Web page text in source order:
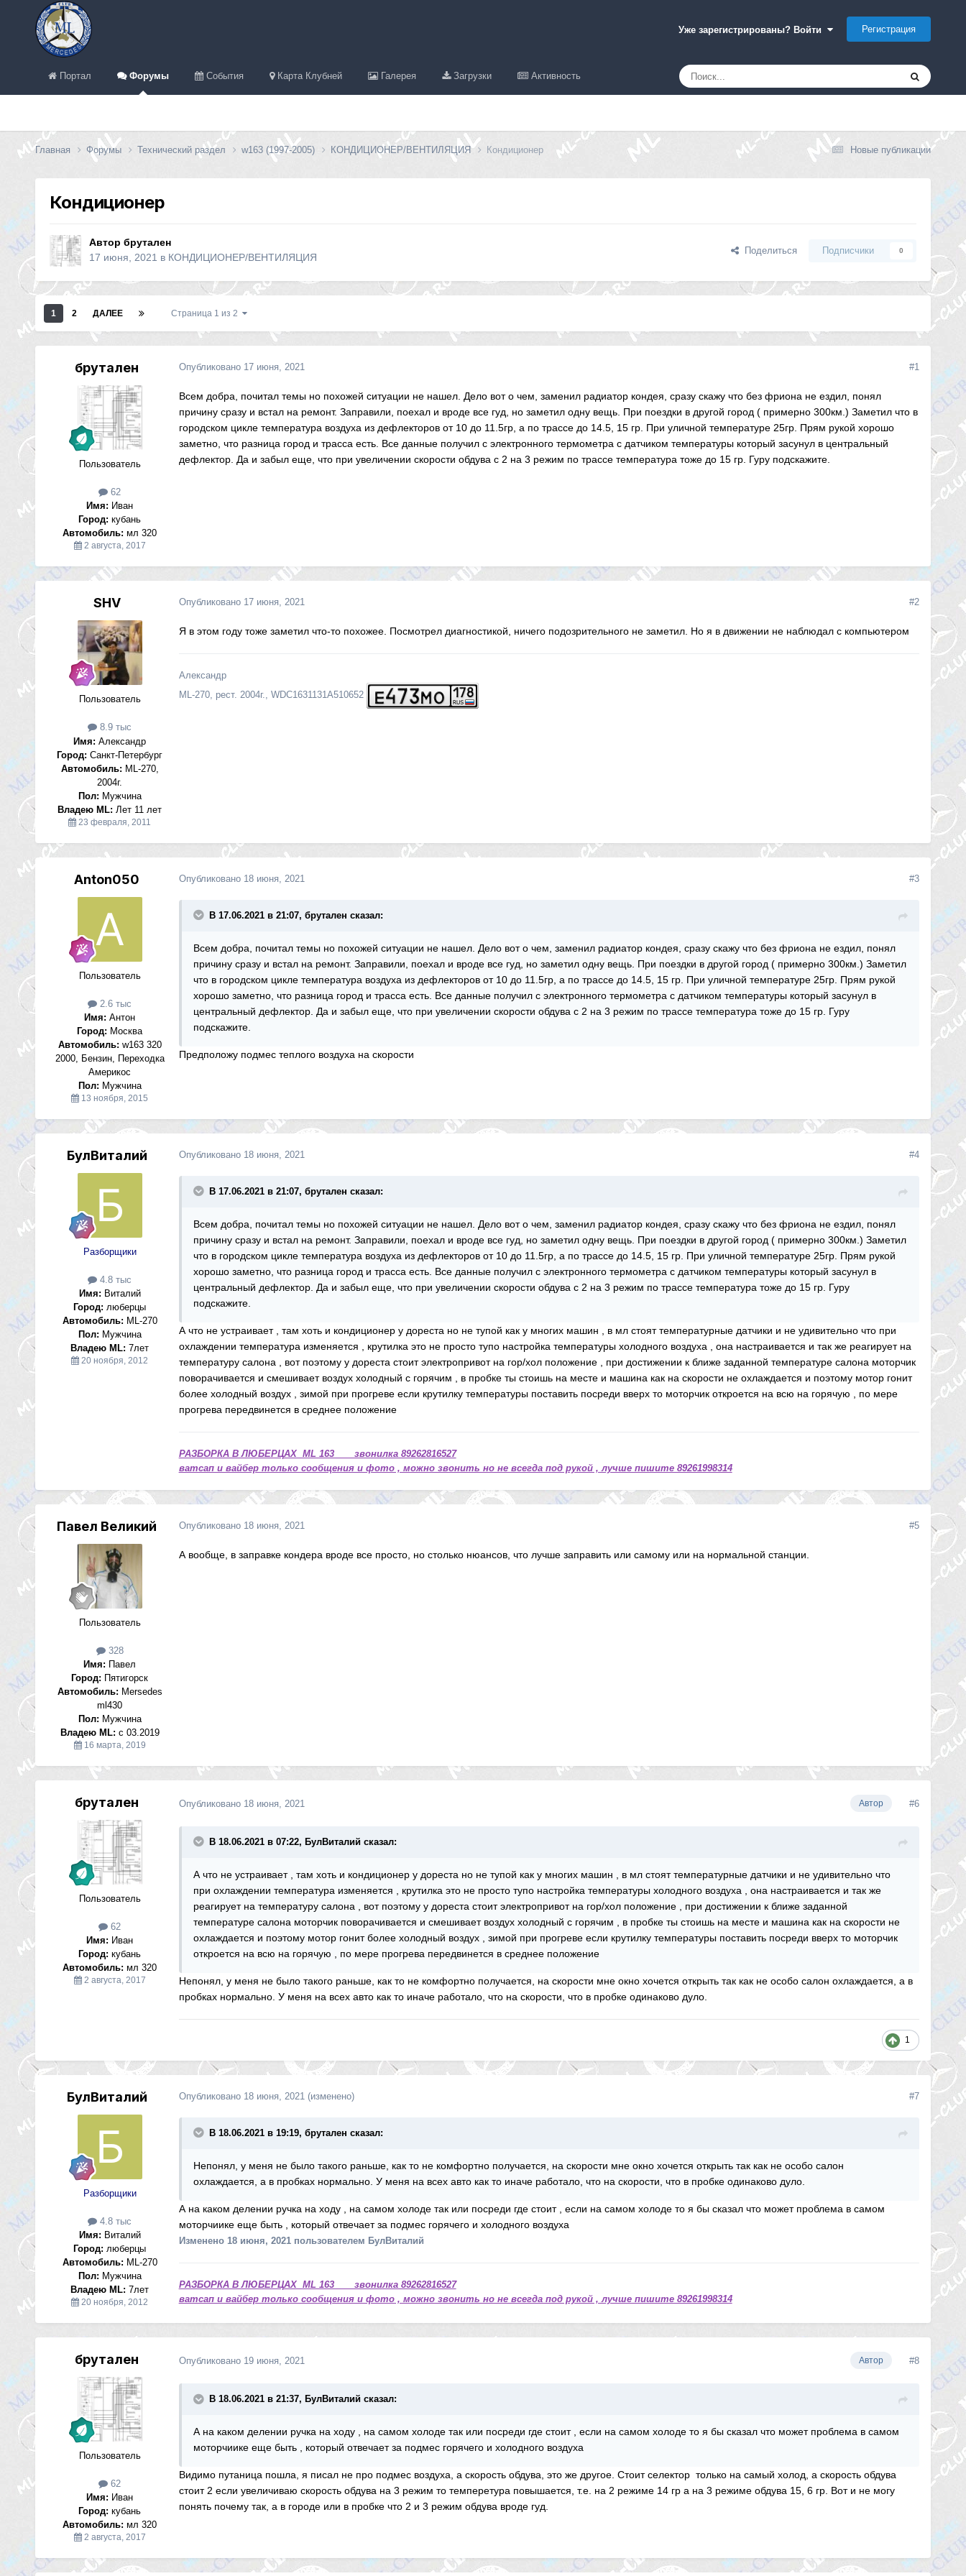
Уже зарегистрированы? Войти Регистрация
Портал Форумы События Карта Клубней Галерея Загрузки Активность
Новые публикации
Главная Форумы Технический раздел w163 (1997-2005) КОНДИЦИОНЕР/ВЕНТИЛЯЦИЯ Кондиционер
Кондиционер
Автор брутален
17 июня, 2021 в КОНДИЦИОНЕР/ВЕНТИЛЯЦИЯ
Поделиться Подписчики 0
1 2 ДАЛЕЕ Страница 1 из 2
брутален
Пользователь
62
Имя: Иван
Город: кубань
Автомобиль: мл 320
2 августа, 2017
#1
Опубликовано 17 июня, 2021
Всем добра, почитал темы но похожей ситуации не нашел. Дело вот о чем, заменил радиатор кондея, сразу скажу что без фриона не ездил, понял
причину сразу и встал на ремонт. Заправили, поехал и вроде все гуд, но заметил одну вещь. При поездки в другой город ( примерно 300км.) Заметил что в
городском цикле температура воздуха из дефлекторов от 10 до 11.5гр, а по трассе до 14.5, 15 гр. При уличной температуре 25гр. Прям рукой хорошо
заметно, что разница город и трасса есть. Все данные получил с электронного термометра с датчиком температуры который засунул в центральный
дефлектор. Да и забыл еще, что при увеличении скорости обдува с 2 на 3 режим по трассе температура тоже до 15 гр. Гуру подскажите.
SHV
Пользователь
8.9 тыс
Имя: Александр
Город: Санкт-Петербург
Автомобиль: ML-270,
2004г.
Пол: Мужчина
Владею ML: Лет 11 лет
23 февраля, 2011
#2
Опубликовано 17 июня, 2021
Я в этом году тоже заметил что-то похожее. Посмотрел диагностикой, ничего подозрительного не заметил. Но я в движении не наблюдал с компьютером
Александр
ML-270, рест. 2004г., WDC1631131A510652
Anton050
Пользователь
2.6 тыс
Имя: Антон
Город: Москва
Автомобиль: w163 320
2000, Бензин, Переходка
Америкос
Пол: Мужчина
13 ноября, 2015
#3
Опубликовано 18 июня, 2021
В 17.06.2021 в 21:07, брутален сказал:
Всем добра, почитал темы но похожей ситуации не нашел. Дело вот о чем, заменил радиатор кондея, сразу скажу что без фриона не ездил, понял
причину сразу и встал на ремонт. Заправили, поехал и вроде все гуд, но заметил одну вещь. При поездки в другой город ( примерно 300км.) Заметил
что в городском цикле температура воздуха из дефлекторов от 10 до 11.5гр, а по трассе до 14.5, 15 гр. При уличной температуре 25гр. Прям рукой
хорошо заметно, что разница город и трасса есть. Все данные получил с электронного термометра с датчиком температуры который засунул в
центральный дефлектор. Да и забыл еще, что при увеличении скорости обдува с 2 на 3 режим по трассе температура тоже до 15 гр. Гуру
подскажите.
Предположу подмес теплого воздуха на скорости
БулВиталий
Разборщики
4.8 тыс
Имя: Виталий
Город: люберцы
Автомобиль: ML-270
Пол: Мужчина
Владею ML: 7лет
20 ноября, 2012
#4
Опубликовано 18 июня, 2021
В 17.06.2021 в 21:07, брутален сказал:
Всем добра, почитал темы но похожей ситуации не нашел. Дело вот о чем, заменил радиатор кондея, сразу скажу что без фриона не ездил, понял
причину сразу и встал на ремонт. Заправили, поехал и вроде все гуд, но заметил одну вещь. При поездки в другой город ( примерно 300км.) Заметил
что в городском цикле температура воздуха из дефлекторов от 10 до 11.5гр, а по трассе до 14.5, 15 гр. При уличной температуре 25гр. Прям рукой
хорошо заметно, что разница город и трасса есть. Все данные получил с электронного термометра с датчиком температуры который засунул в
центральный дефлектор. Да и забыл еще, что при увеличении скорости обдува с 2 на 3 режим по трассе температура тоже до 15 гр. Гуру
подскажите.
А что не устраивает , там хоть и кондиционер у дореста но не тупой как у многих машин , в мл стоят температурные датчики и не удивительно что при
охлаждении температура изменяется , крутилка это не просто тупо настройка температуры холодного воздуха , она настраивается и так же реагирует на
температуру салона , вот поэтому у дореста стоит электропривот на гор/хол положение , при достижении к ближе заданной температуре салона моторчик
поворачивается и смешивает воздух холодный с горячим , в пробке ты стоишь на месте и машина как на скорости не охлаждается и поэтому мотор гонит
более холодный воздух , зимой при прогреве если крутилку температуры поставить посреди вверх то моторчик откроется на всю на горячую , по мере
прогрева передвинется в среднее положение
РАЗБОРКА В ЛЮБЕРЦАХ ML 163 звонилка 89262816527
ватсап и вайбер только сообщения и фото , можно звонить но не всегда под рукой , лучше пишите 89261998314
Павел Великий
Пользователь
328
Имя: Павел
Город: Пятигорск
Автомобиль: Mersedes
ml430
Пол: Мужчина
Владею ML: с 03.2019
16 марта, 2019
#5
Опубликовано 18 июня, 2021
А вообще, в заправке кондера вроде все просто, но столько нюансов, что лучше заправить или самому или на нормальной станции.
брутален
Пользователь
62
Имя: Иван
Город: кубань
Автомобиль: мл 320
2 августа, 2017
Автор #6
Опубликовано 18 июня, 2021
В 18.06.2021 в 07:22, БулВиталий сказал:
А что не устраивает , там хоть и кондиционер у дореста но не тупой как у многих машин , в мл стоят температурные датчики и не удивительно что
при охлаждении температура изменяется , крутилка это не просто тупо настройка температуры холодного воздуха , она настраивается и так же
реагирует на температуру салона , вот поэтому у дореста стоит электропривот на гор/хол положение , при достижении к ближе заданной
температуре салона моторчик поворачивается и смешивает воздух холодный с горячим , в пробке ты стоишь на месте и машина как на скорости не
охлаждается и поэтому мотор гонит более холодный воздух , зимой при прогреве если крутилку температуры поставить посреди вверх то моторчик
откроется на всю на горячую , по мере прогрева передвинется в среднее положение
Непонял, у меня не было такого раньше, как то не комфортно получается, на скорости мне окно хочется открыть так как не особо салон охлаждается, а в
пробках нормально. У меня на всех авто как то иначе работало, что на скорости, что в пробке одинаково дуло.
1
БулВиталий
Разборщики
4.8 тыс
Имя: Виталий
Город: люберцы
Автомобиль: ML-270
Пол: Мужчина
Владею ML: 7лет
20 ноября, 2012
#7
Опубликовано 18 июня, 2021 (изменено)
В 18.06.2021 в 19:19, брутален сказал:
Непонял, у меня не было такого раньше, как то не комфортно получается, на скорости мне окно хочется открыть так как не особо салон
охлаждается, а в пробках нормально. У меня на всех авто как то иначе работало, что на скорости, что в пробке одинаково дуло.
А на каком делении ручка на ходу , на самом холоде так или посреди где стоит , если на самом холоде то я бы сказал что может проблема в самом
моторчиике еще быть , который отвечает за подмес горячего и холодного воздуха
Изменено 18 июня, 2021пользователем БулВиталий
РАЗБОРКА В ЛЮБЕРЦАХ ML 163 звонилка 89262816527
ватсап и вайбер только сообщения и фото , можно звонить но не всегда под рукой , лучше пишите 89261998314
брутален
Пользователь
62
Имя: Иван
Город: кубань
Автомобиль: мл 320
2 августа, 2017
Автор #8
Опубликовано 19 июня, 2021
В 18.06.2021 в 21:37, БулВиталий сказал:
А на каком делении ручка на ходу , на самом холоде так или посреди где стоит , если на самом холоде то я бы сказал что может проблема в самом
моторчиике еще быть , который отвечает за подмес горячего и холодного воздуха
Видимо путаница пошла, я писал не про подмес воздуха, а скорость обдува, это же другое. Стоит селектор только на самый холод, а скорость обдува
стоит 2 если увеличиваю скорость обдува на 3 режим то темперетура повышается, т.е. на 2 режиме 14 гр а на 3 режиме обдува 15, 6 гр. Вот и не могу
понять почему так, а в городе или в пробке что 2 и 3 режим обдува вроде гуд.